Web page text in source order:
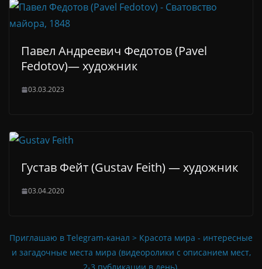
Павел Андреевич Федотов (Pavel
Fedotov)— художник
03.03.2023
Густав Фейт (Gustav Feith) — художник
03.04.2020
Приглашаю в Telegram-канал > Красота мира - интересные
и загадочные места мира (видеоролики с описанием мест,